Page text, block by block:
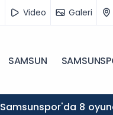
Video Galeri
SAMSUN
Ünlü estetikçiden Seda